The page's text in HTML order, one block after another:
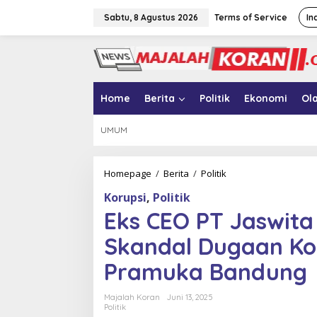
Sabtu, 8 Agustus 2026 Terms of Service
Home Berita Politik Ekonomi
UMUM
Homepage / Berita / Politik
E
P
T
J
Korupsi, Politik
Eks CEO PT
Skandal Dugaan
Pramuka Bandung
Majalah Koran
Juni 13, 2025
Politik